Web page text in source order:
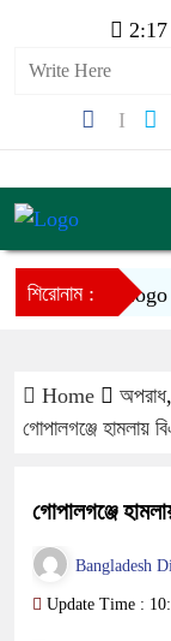
শিরোনাম :
Home অপরাধ,
গোপালগঞ্জে হামলায়
গোপালগঞ্জে
Bangladesh
Update Time :